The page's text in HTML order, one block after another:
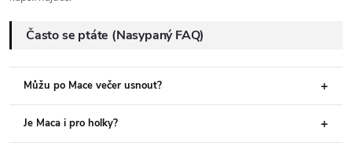
Často se ptáte (Nasypaný FAQ)
Můžu po Mace večer usnout?
Je Maca i pro holky?